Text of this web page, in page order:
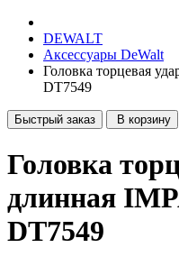
DEWALT
Аксессуары DeWalt
Головка торцевая
DT7549
Быстрый заказ В корзину
Головка
длинная
DT7549